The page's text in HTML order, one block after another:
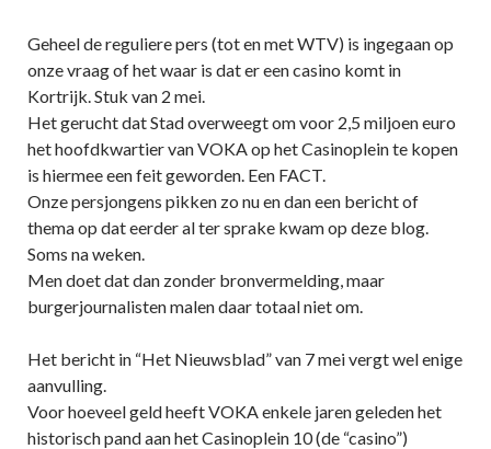
Geheel de reguliere pers (tot en met WTV) is ingegaan op
onze vraag of het waar is dat er een casino komt in
Kortrijk. Stuk van 2 mei.
Het gerucht dat Stad overweegt om voor 2,5 miljoen euro
het hoofdkwartier van VOKA op het Casinoplein te kopen
is hiermee een feit geworden. Een FACT.
Onze persjongens pikken zo nu en dan een bericht of
thema op dat eerder al ter sprake kwam op deze blog.
Soms na weken.
Men doet dat dan zonder bronvermelding, maar
burgerjournalisten malen daar totaal niet om.
Het bericht in “Het Nieuwsblad” van 7 mei vergt wel enige
aanvulling.
Voor hoeveel geld heeft VOKA enkele jaren geleden het
historisch pand aan het Casinoplein 10 (de “casino”)